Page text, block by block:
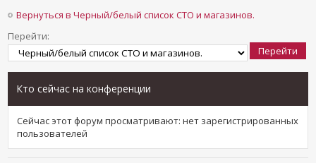
Вернуться в Черный/белый список СТО и магазинов.
Перейти:
Кто сейчас на конференции
Сейчас этот форум просматривают: нет зарегистрированных
пользователей